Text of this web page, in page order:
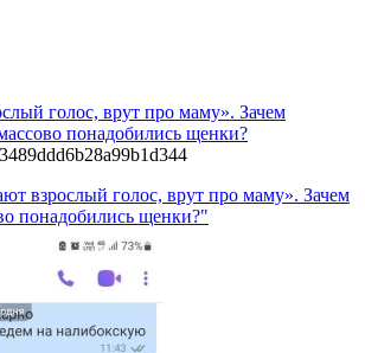
голос, врут про маму». Зачем
понадобились щенки?
взрослый голос, врут про маму». Зачем
понадобились щенки?"